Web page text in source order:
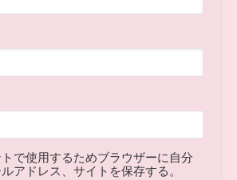
で使用するためブラウザーに自分
アドレス、サイトを保存する。